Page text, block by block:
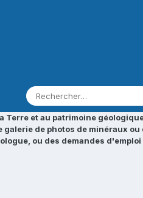
Terre et au patrimoine
de photos de minéraux ou
ou des demandes